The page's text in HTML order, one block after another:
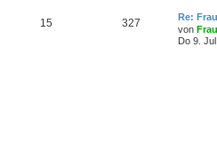
15 327
Re:
von
Do 9.